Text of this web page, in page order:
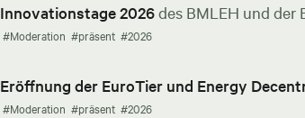
Innovationstage 2026des BMLEH und der
#Moderation #präsent #2026
Eröffnung der EuroTier und Energy
#Moderation #präsent #2026